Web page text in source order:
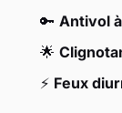
🔑 Antivol
🌟
⚡ Feux